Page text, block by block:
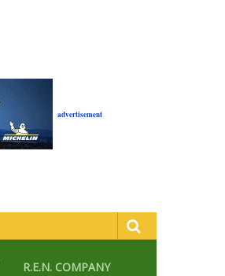
advertisement
R.E.N. COMPANY